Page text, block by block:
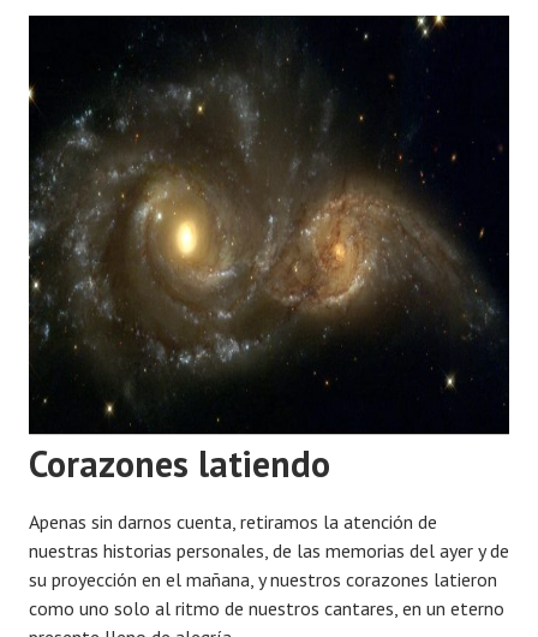
Corazones latiendo
Apenas sin darnos cuenta, retiramos la atención de
nuestras historias personales, de las memorias del ayer y de
su proyección en el mañana, y nuestros corazones latieron
como uno solo al ritmo de nuestros cantares, en un eterno